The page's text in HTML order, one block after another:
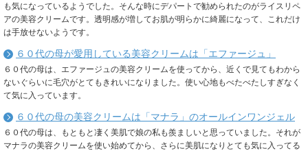
も気になっているようでした。そんな時にデパートで勧められたのがライスリペ
アの美容クリームです。透明感が増してお肌が明らかに綺麗になって、これだけ
は手放せないようです。
６０代の母が愛用している美容クリームは「エファージュ」
６０代の母は、エファージュの美容クリームを使ってから、近くで見てもわから
ないぐらいに毛穴がとてもきれいになりました。使い心地もべたべたしすぎなく
て気に入っています。
６０代の母の美容クリームは「マナラ」のオールインワンジェル
６０代の母は、もともと凄く美肌で娘の私も羨ましいと思っていました。それが
マナラの美容クリームを使い始めてから、さらに美肌になりとても気に入ってる